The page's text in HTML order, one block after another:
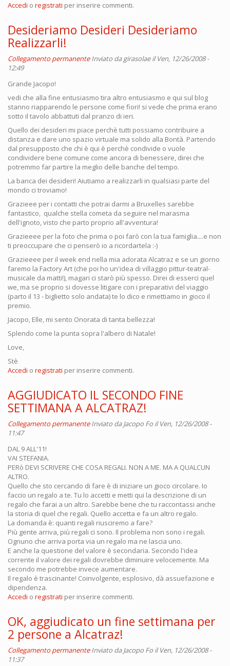
Accedi o registrati per inserire commenti.
Desideriamo Desideri Desideriamo
Realizzarli!
Collegamento permanente Inviato dagirasolaeil Ven, 12/26/2008 -
12:49
Grande Jacopo!
vedi che alla fine entusiasmo tira altro entusiasmo e qui sul blog
stanno riapparendo le persone come fiori! si vede che prima erano
sotto il tavolo abbattuti dal pranzo di ieri.
Quello dei desideri mi piace perchè tutti possiamo contribuire a
distanza e dare uno spazio virtuale ma solido alla Bontà. Partendo
dal presupposto che chi è qui è perchè condivide o vuole
condividere bene comune come ancora di benessere, direi che
potremmo far partire la meglio delle banche del tempo.
La banca dei desideri! Aiutiamo a realizzarli in qualsiasi parte del
mondo ci troviamo!
Grazieee per i contatti che potrai darmi a Bruxelles sarebbe
fantastico, qualche stella cometa da seguire nel marasma
dell'ignoto, visto che parto proprio all'avventura!
Grazieeee per la foto che prima o poi farò con la tua famiglia....e non
ti preoccupare che ci penserò io a ricordartela :-)
Grazieeee per il week end nella mia adorata Alcatraz e se un giorno
faremo la Factory Art (che poi ho un'idea di villaggio pittur-teatral-
musicale da matti!), magari ci starò più spesso. Direi di esserci quel
we, ma se proprio si dovesse litigare con i preparativi del viaggio
(parto il 13 - biglietto solo andata) te lo dico e rimettiamo in gioco il
premio.
Jacopo, Elle, mi sento Onorata di tanta bellezza!
Splendo come la punta sopra l'albero di Natale!
Love,
Stè
Accedi o registrati per inserire commenti.
AGGIUDICATO IL SECONDO FINE
SETTIMANA A ALCATRAZ!
Collegamento permanente Inviato daJacopo Fo il Ven, 12/26/2008 -
11:47
DAL 9 ALL'11!
VAI STEFANIA.
PERò DEVI SCRIVERE CHE COSA REGALI. NON A ME. MA A QUALCUN
ALTRO.
Quello che sto cercando di fare è di iniziare un gioco circolare. Io
faccio un regalo a te. Tu lo accetti e metti qui la descrizione di un
regalo che farai a un altro. Sarebbe bene che tu raccontassi anche
la storia di quel che regali. Quello accetta e fa un altro regalo.
La domanda è: quanti regali riusciremo a fare?
Più gente arriva, più regali ci sono. Il problema non sono i regali.
Ognuno che arriva porta via un regalo ma ne lascia uno.
E anche la questione del valore è secondaria. Secondo l'idea
corrente il valore dei regali dovrebbe diminuire velocemente. Ma
secondo me potrebbe invece aumentare.
Il regalo è trascinante! Coinvolgente, esplosivo, dà assuefazione e
dipendenza.
Accedi o registrati per inserire commenti.
OK, aggiudicato un fine settimana per
2 persone a Alcatraz!
Collegamento permanente Inviato daJacopo Fo il Ven, 12/26/2008 -
11:37